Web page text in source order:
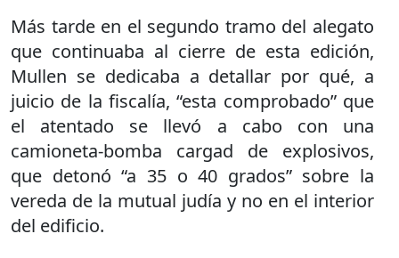
Más tarde en el segundo tramo del alegato
que continuaba al cierre de esta edición,
Mullen se dedicaba a detallar por qué, a
juicio de la fiscalía, “esta comprobado” que
el atentado se llevó a cabo con una
camioneta-bomba cargad de explosivos,
que detonó “a 35 o 40 grados” sobre la
vereda de la mutual judía y no en el interior
del edificio.